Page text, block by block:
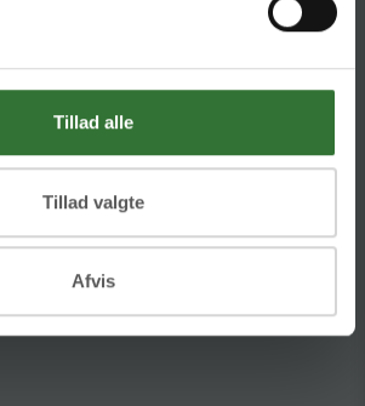
Tillad alle
Tillad valgte
Afvis